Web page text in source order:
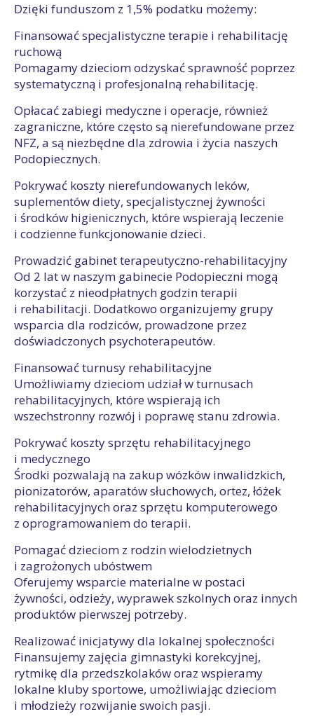
Dzięki funduszom z 1,5% podatku możemy:
Finansować specjalistyczne terapie i rehabilitację
ruchową
Pomagamy dzieciom odzyskać sprawność poprzez
systematyczną i profesjonalną rehabilitację.
Opłacać zabiegi medyczne i operacje, również
zagraniczne, które często są nierefundowane przez
NFZ, a są niezbędne dla zdrowia i życia naszych
Podopiecznych.
Pokrywać koszty nierefundowanych leków,
suplementów diety, specjalistycznej żywności
i środków higienicznych, które wspierają leczenie
i codzienne funkcjonowanie dzieci.
Prowadzić gabinet terapeutyczno-rehabilitacyjny
Od 2 lat w naszym gabinecie Podopieczni mogą
korzystać z nieodpłatnych godzin terapii
i rehabilitacji. Dodatkowo organizujemy grupy
wsparcia dla rodziców, prowadzone przez
doświadczonych psychoterapeutów.
Finansować turnusy rehabilitacyjne
Umożliwiamy dzieciom udział w turnusach
rehabilitacyjnych, które wspierają ich
wszechstronny rozwój i poprawę stanu zdrowia.
Pokrywać koszty sprzętu rehabilitacyjnego
i medycznego
Środki pozwalają na zakup wózków inwalidzkich,
pionizatorów, aparatów słuchowych, ortez, łóżek
rehabilitacyjnych oraz sprzętu komputerowego
z oprogramowaniem do terapii.
Pomagać dzieciom z rodzin wielodzietnych
i zagrożonych ubóstwem
Oferujemy wsparcie materialne w postaci
żywności, odzieży, wyprawek szkolnych oraz innych
produktów pierwszej potrzeby.
Realizować inicjatywy dla lokalnej społeczności
Finansujemy zajęcia gimnastyki korekcyjnej,
rytmikę dla przedszkolaków oraz wspieramy
lokalne kluby sportowe, umożliwiając dzieciom
i młodzieży rozwijanie swoich pasji.